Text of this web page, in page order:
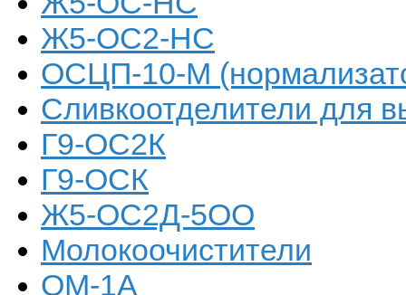
Ж5-ОС2-НС
ОСЦП-10-М
Сливкоотделители для
Г9-ОС2К
Г9-ОСК
Ж5-ОС2Д-5ОО
Молокоочистители
ОМ-1А